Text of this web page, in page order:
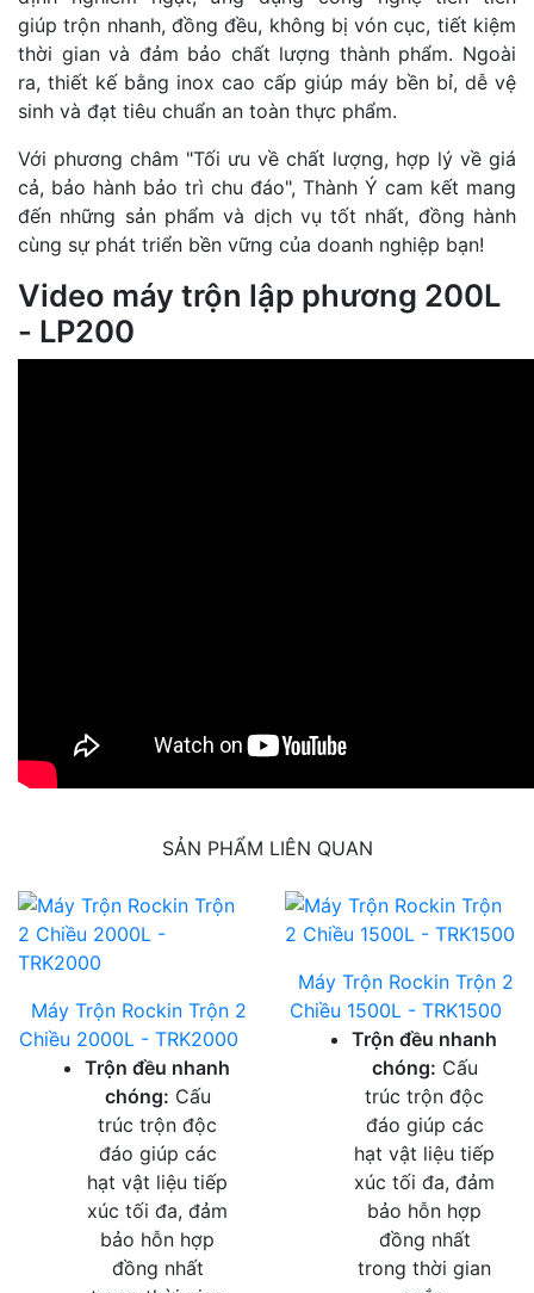
giúp trộn nhanh, đồng đều, không bị vón cục, tiết kiệm
thời gian và đảm bảo chất lượng thành phẩm. Ngoài
ra, thiết kế bằng inox cao cấp giúp máy bền bỉ, dễ vệ
sinh và đạt tiêu chuẩn an toàn thực phẩm.
Với phương châm "Tối ưu về chất lượng, hợp lý về giá
cả, bảo hành bảo trì chu đáo", Thành Ý cam kết mang
đến những sản phẩm và dịch vụ tốt nhất, đồng hành
cùng sự phát triển bền vững của doanh nghiệp bạn!
Video máy trộn lập phương 200L
- LP200
SẢN PHẨM LIÊN QUAN
Máy Trộn Rockin Trộn 2
Chiều 2000L - TRK2000
Trộn đều nhanh
chóng: Cấu
trúc trộn độc
đáo giúp các
hạt vật liệu tiếp
xúc tối đa, đảm
bảo hỗn hợp
đồng nhất
Máy Trộn Rockin Trộn 2
Chiều 1500L - TRK1500
Trộn đều nhanh
chóng: Cấu
trúc trộn độc
đáo giúp các
hạt vật liệu tiếp
xúc tối đa, đảm
bảo hỗn hợp
đồng nhất
trong thời gian